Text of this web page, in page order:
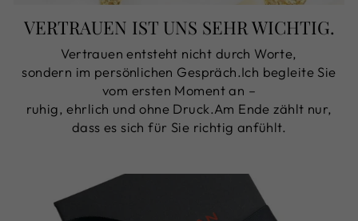
VERTRAUEN IST UNS SEHR WICHTIG.
Vertrauen entsteht nicht durch Worte,
sondern im persönlichen Gespräch.Ich begleite Sie
vom ersten Moment an –
ruhig, ehrlich und ohne Druck.Am Ende zählt nur,
dass es sich für Sie richtig anfühlt.